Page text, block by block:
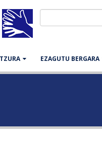
EZAGUTU BERGARA